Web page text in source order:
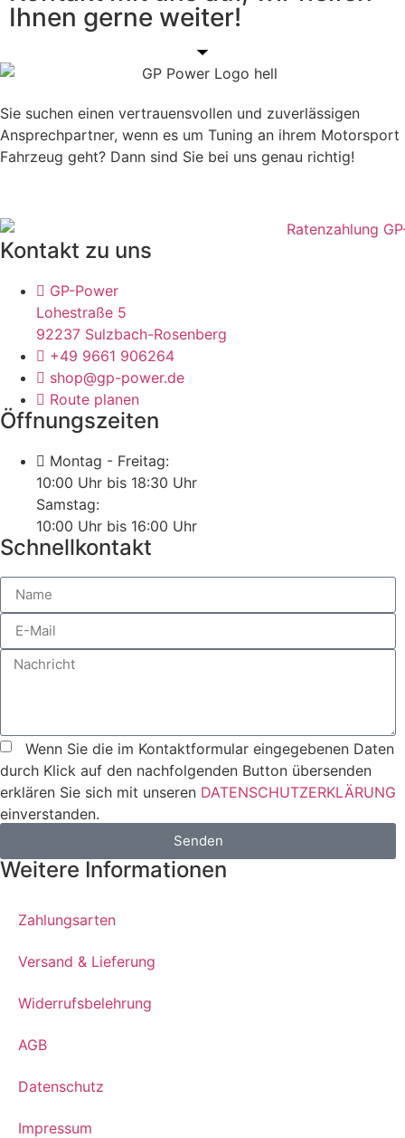
Ihnen gerne weiter!
Sie suchen einen vertrauensvollen und zuverlässigen
Ansprechpartner, wenn es um Tuning an ihrem Motorsport
Fahrzeug geht? Dann sind Sie bei uns genau richtig!
Kontakt zu uns
GP-Power
Lohestraße 5
92237 Sulzbach-Rosenberg
+49 9661 906264
shop@gp-power.de
Route planen
Öffnungszeiten
Montag - Freitag:
10:00 Uhr bis 18:30 Uhr
Samstag:
10:00 Uhr bis 16:00 Uhr
Schnellkontakt
Wenn Sie die im Kontaktformular eingegebenen Daten
durch Klick auf den nachfolgenden Button übersenden
erklären Sie sich mit unseren DATENSCHUTZERKLÄRUNG
einverstanden.
Senden
Weitere Informationen
Zahlungsarten
Versand & Lieferung
Widerrufsbelehrung
AGB
Datenschutz
Impressum